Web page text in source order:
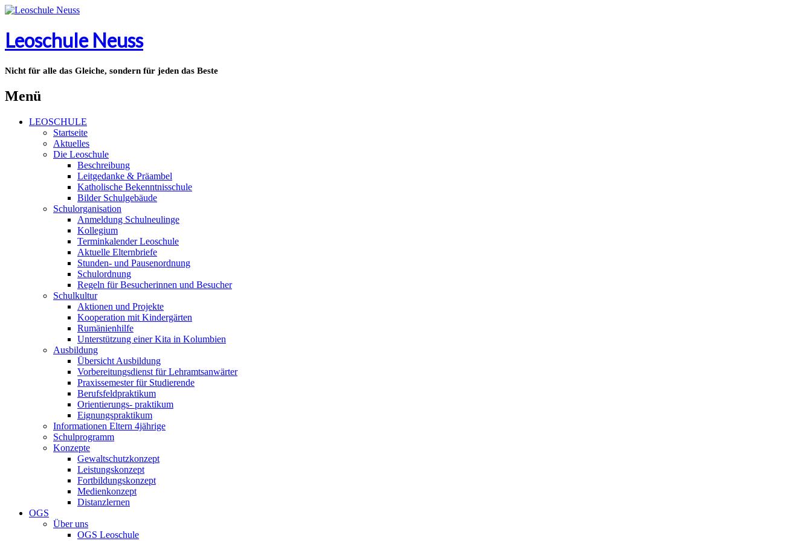
Leoschule Neuss
Nicht für alle das Gleiche, sondern für jeden das Beste
Menü
LEOSCHULE
Startseite
Aktuelles
Die Leoschule
Beschreibung
Leitgedanke & Präambel
Katholische Bekenntnisschule
Bilder Schulgebäude
Schulorganisation
Anmeldung Schulneulinge
Kollegium
Terminkalender Leoschule
Aktuelle Elternbriefe
Stunden- und Pausenordnung
Schulordnung
Regeln für Besucherinnen und Besucher
Schulkultur
Aktionen und Projekte
Kooperation mit Kindergärten
Rumänienhilfe
Unterstützung einer Kita in Kolumbien
Ausbildung
Übersicht Ausbildung
Vorbereitungsdienst für Lehramtsanwärter
Praxissemester für Studierende
Berufsfeldpraktikum
Orientierungs- praktikum
Eignungspraktikum
Informationen Eltern 4jährige
Schulprogramm
Konzepte
Gewaltschutzkonzept
Leistungskonzept
Fortbildungskonzept
Medienkonzept
Distanzlernen
OGS
Über uns
OGS Leoschule